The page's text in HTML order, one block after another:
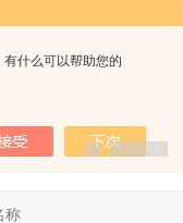
什么可以帮助您的
优势详见说明书后一